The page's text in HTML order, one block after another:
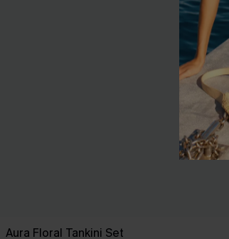
Aura Floral Tankini Set